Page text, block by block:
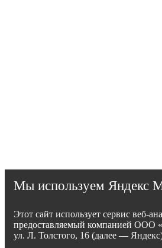
Мы используем Яндекс
Этот сайт использует сервис веб-
предоставляемый компанией ООО
ул. Л. Толстого, 16 (далее —